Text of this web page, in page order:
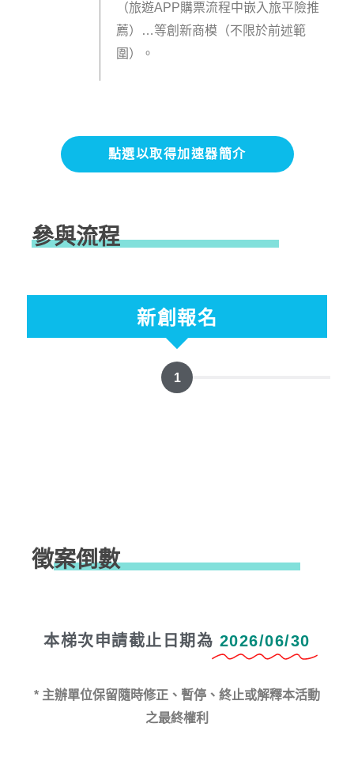
（旅遊APP購票流程中嵌入旅平險推
薦）…等創新商模（不限於前述範
圍）。
點選以取得加速器簡介
參與流程
新創報名
1
徵案倒數
本梯次申請截止日期為 2026/06/30
* 主辦單位保留隨時修正、暫停、終止或解釋本活動
之最終權利